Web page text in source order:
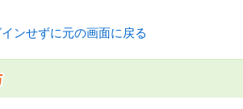
インせずに元の画面に戻る